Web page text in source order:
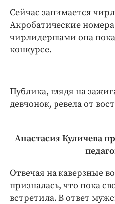
Сейчас занимается
Акробатические
чирлидершами она
конкурсе.
Публика, глядя на
девчонок, ревела от
Анастасия Куличева
Отвечая на каверзные
призналась, что пока
встретила. В ответ